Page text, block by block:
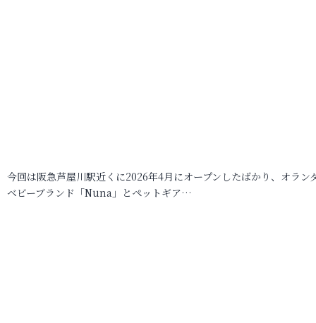
今回は阪急芦屋川駅近くに2026年4月にオープンしたばかり、オラン
ベビーブランド「Nuna」とペットギア…